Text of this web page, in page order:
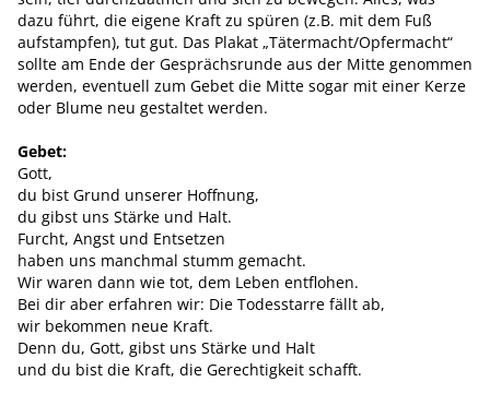
dazu führt, die eigene Kraft zu spüren (z.B. mit dem Fuß
aufstampfen), tut gut. Das Plakat „Tätermacht/Opfermacht“
sollte am Ende der Gesprächsrunde aus der Mitte genommen
werden, eventuell zum Gebet die Mitte sogar mit einer Kerze
oder Blume neu gestaltet werden.
Gebet:
Gott,
du bist Grund unserer Hoffnung,
du gibst uns Stärke und Halt.
Furcht, Angst und Entsetzen
haben uns manchmal stumm gemacht.
Wir waren dann wie tot, dem Leben entflohen.
Bei dir aber erfahren wir: Die Todesstarre fällt ab,
wir bekommen neue Kraft.
Denn du, Gott, gibst uns Stärke und Halt
und du bist die Kraft, die Gerechtigkeit schafft.